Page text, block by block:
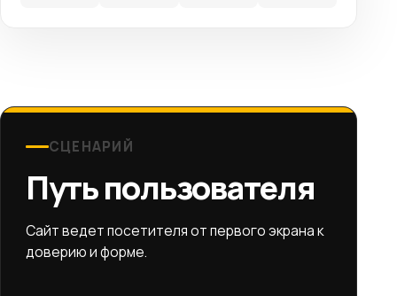
СЦЕНАРИЙ
Путь пользователя
Сайт ведет посетителя от первого экрана к
доверию и форме.